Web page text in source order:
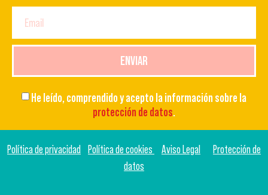
He leído, comprendido y acepto la información sobre la
protección de datos.
ENVIAR
Política de privacidad Política de cookies Aviso Legal
Protección de
datos